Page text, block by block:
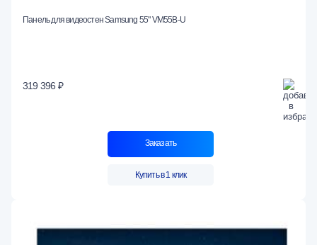
Панель для видеостен Samsung 55" VM55B-U
319 396 ₽
Заказать
Купить в 1 клик